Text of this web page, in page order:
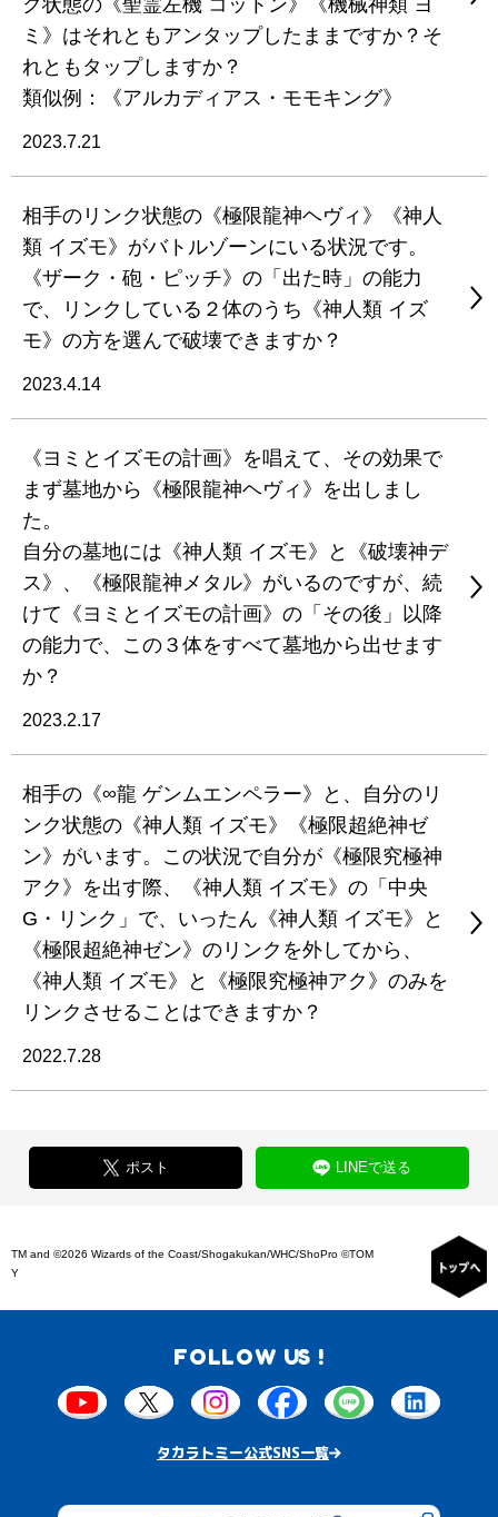
ク状態の《聖霊左機 コットン》《機械神類 ヨ
ミ》はそれともアンタップしたままですか？そ
れともタップしますか？
類似例：《アルカディアス・モモキング》
2023.7.21
相手のリンク状態の《極限龍神ヘヴィ》《神人
類 イズモ》がバトルゾーンにいる状況です。
《ザーク・砲・ピッチ》の「出た時」の能力
で、リンクしている２体のうち《神人類 イズ
モ》の方を選んで破壊できますか？
2023.4.14
《ヨミとイズモの計画》を唱えて、その効果で
まず墓地から《極限龍神ヘヴィ》を出しまし
た。
自分の墓地には《神人類 イズモ》と《破壊神デ
ス》、《極限龍神メタル》がいるのですが、続
けて《ヨミとイズモの計画》の「その後」以降
の能力で、この３体をすべて墓地から出せます
か？
2023.2.17
相手の《∞龍 ゲンムエンペラー》と、自分のリ
ンク状態の《神人類 イズモ》《極限超絶神ゼ
ン》がいます。この状況で自分が《極限究極神
アク》を出す際、《神人類 イズモ》の「中央
G・リンク」で、いったん《神人類 イズモ》と
《極限超絶神ゼン》のリンクを外してから、
《神人類 イズモ》と《極限究極神アク》のみを
リンクさせることはできますか？
2022.7.28
ポスト LINEで送る
TM and ©2026 Wizards of the Coast/Shogakukan/WHC/ShoPro ©TOM
Y
FOLLOW US !
タカラトミー公式SNS一覧